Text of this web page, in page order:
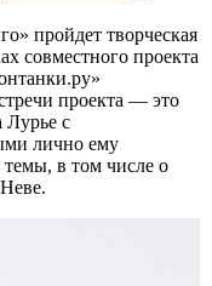
пройдет творческая
совместного проекта
проекта — это
Лурье с
лично ему
в том числе о